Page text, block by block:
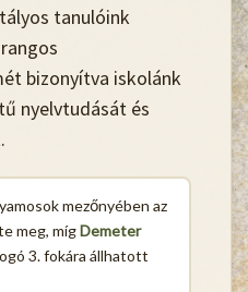
tanulóink
bizonyítva iskolánk
nyelvtudását és
mezőnyében az
meg, mígDemeter
3. fokára állhatott